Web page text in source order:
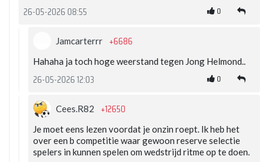
26-05-2026 08:55 0
Jamcarterrr +6686
Hahaha ja toch hoge weerstand tegen Jong Helmond..
26-05-2026 12:03 0
Cees.R82 +12650
Je moet eens lezen voordat je onzin roept. Ik heb het
over een b competitie waar gewoon reserve selectie
spelers in kunnen spelen om wedstrijd ritme op te doen.